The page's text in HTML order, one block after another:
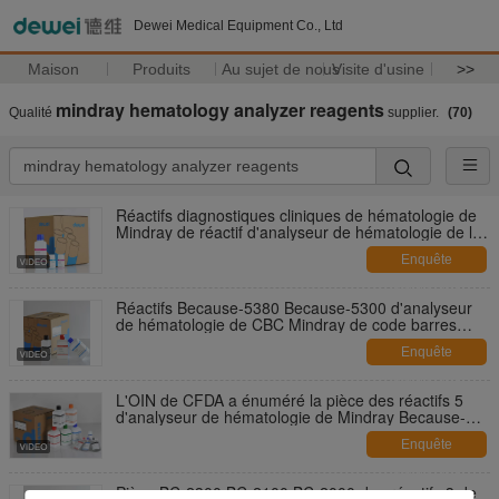
Dewei Medical Equipment Co., Ltd
Maison Produits Au sujet de nousVisite d'usine >>
Qualité mindray hematology analyzer reagents supplier. (70)
Réactifs diagnostiques cliniques de hématologie de
Mindray de réactif d'analyseur de hématologie de la
Enquête
Réactifs Because-5380 Because-5300 d'analyseur
de hématologie de CBC Mindray de code barres
Enquête
L'OIN de CFDA a énuméré la pièce des réactifs 5
d'analyseur de hématologie de Mindray Because-
6600 Because-6700 avec code barres
Enquête
Pièce BC-2300 BC-2100 BC-2000 des réactifs 3 de